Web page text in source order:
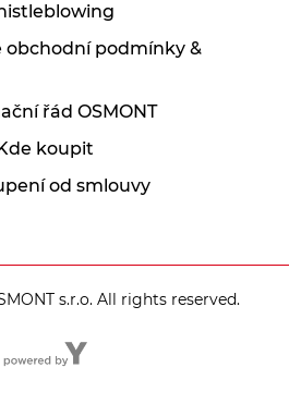
obchodní podmínky &
řád OSMONT
Kde koupit
od smlouvy
s.r.o. All rights reserved.